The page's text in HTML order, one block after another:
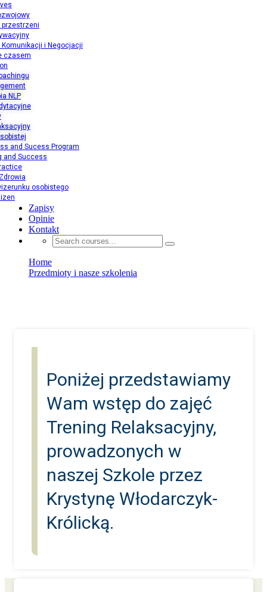
przestrzeni
i Negocjacji
czasem
NLP
and Sucess Program
and Success
osobistego
Zapisy
Opinie
Kontakt
Home
Przedmioty i nasze szkolenia
Poniżej przedstawiamy
Wam wstęp do zajęć
Trening Relaksacyjny,
prowadzonych w
naszej Szkole przez
Krystynę Włodarczyk-
Królicką.